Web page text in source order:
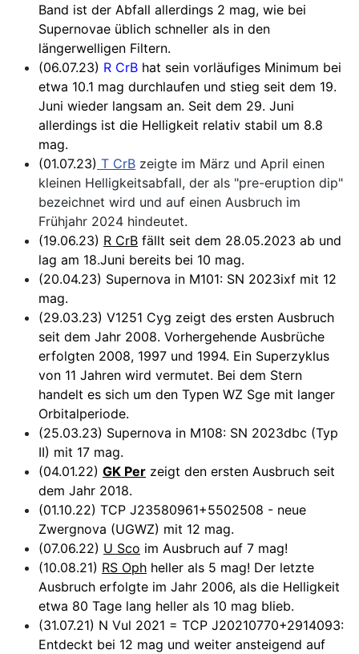
Band ist der Abfall allerdings 2 mag, wie bei
Supernovae üblich schneller als in den
längerwelligen Filtern.
(06.07.23) R CrB hat sein vorläufiges Minimum bei
etwa 10.1 mag durchlaufen und stieg seit dem 19.
Juni wieder langsam an. Seit dem 29. Juni
allerdings ist die Helligkeit relativ stabil um 8.8
mag.
(01.07.23) T CrB zeigte im März und April einen
kleinen Helligkeitsabfall, der als "pre-eruption dip"
bezeichnet wird und auf einen Ausbruch im
Frühjahr 2024 hindeutet.
(19.06.23) R CrB fällt seit dem 28.05.2023 ab und
lag am 18.Juni bereits bei 10 mag.
(20.04.23) Supernova in M101: SN 2023ixf mit 12
mag.
(29.03.23) V1251 Cyg zeigt des ersten Ausbruch
seit dem Jahr 2008. Vorhergehende Ausbrüche
erfolgten 2008, 1997 und 1994. Ein Superzyklus
von 11 Jahren wird vermutet. Bei dem Stern
handelt es sich um den Typen WZ Sge mit langer
Orbitalperiode.
(25.03.23) Supernova in M108: SN 2023dbc (Typ
II) mit 17 mag.
(04.01.22) GK Per zeigt den ersten Ausbruch seit
dem Jahr 2018.
(01.10.22) TCP J23580961+5502508 - neue
Zwergnova (UGWZ) mit 12 mag.
(07.06.22) U Sco im Ausbruch auf 7 mag!
(10.08.21) RS Oph heller als 5 mag! Der letzte
Ausbruch erfolgte im Jahr 2006, als die Helligkeit
etwa 80 Tage lang heller als 10 mag blieb.
(31.07.21) N Vul 2021 = TCP J20210770+2914093:
Entdeckt bei 12 mag und weiter ansteigend auf